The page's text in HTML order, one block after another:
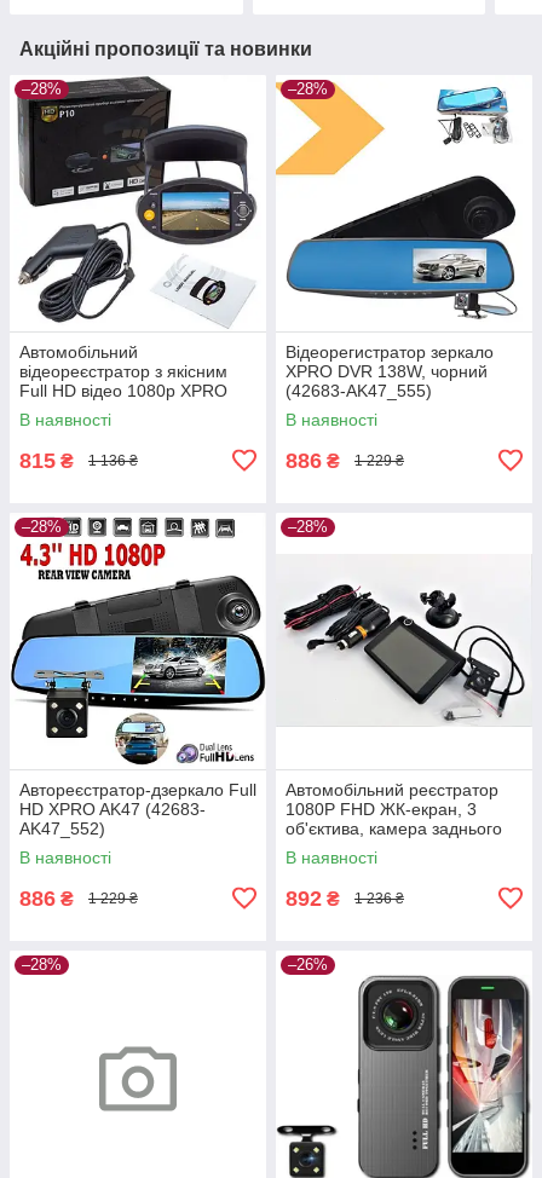
Акційні пропозиції та новинки
–28%
Автомобільний
відеореєстратор з якісним
Full HD відео 1080p XPRO
PM-P10 (GR- 124_393)
В наявності
815 ₴ 1 136 ₴
–28%
Відеорегистратор зеркало
XPRO DVR 138W, чорний
(42683-AK47_555)
В наявності
886 ₴ 1 229 ₴
–28%
Автореєстратор-дзеркало Full
HD XPRO AK47 (42683-
AK47_552)
В наявності
886 ₴ 1 229 ₴
–28%
Автомобільний реєстратор
1080P FHD ЖК-екран, 3
об'єктива, камера заднього
виду, обзор 170 XPRO
Чорний (43450-_770)
В наявності
892 ₴ 1 236 ₴
–28% –26%